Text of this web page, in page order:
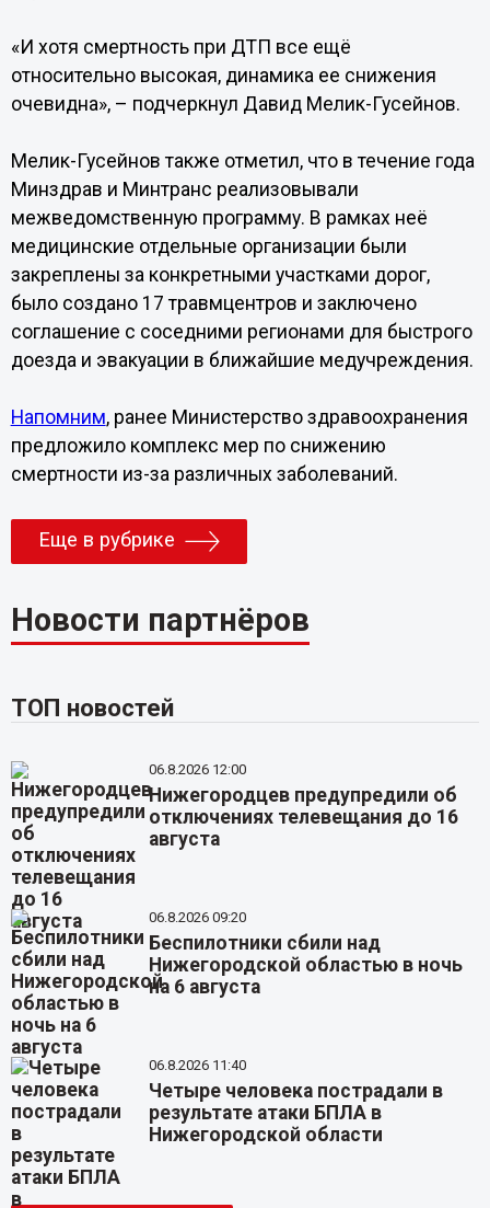
«И хотя смертность при ДТП все ещё
относительно высокая, динамика ее снижения
очевидна», – подчеркнул Давид Мелик-Гусейнов.
Мелик-Гусейнов также отметил, что в течение года
Минздрав и Минтранс реализовывали
межведомственную программу. В рамках неё
медицинские отдельные организации были
закреплены за конкретными участками дорог,
было создано 17 травмцентров и заключено
соглашение с соседними регионами для быстрого
доезда и эвакуации в ближайшие медучреждения.
Напомним, ранее Министерство здравоохранения
предложило комплекс мер по снижению
смертности из-за различных заболеваний.
Еще в рубрике
Новости партнёров
ТОП новостей
06.8.2026 12:00
Нижегородцев предупредили об
отключениях телевещания до 16
августа
06.8.2026 09:20
Беспилотники сбили над
Нижегородской областью в ночь
на 6 августа
06.8.2026 11:40
Четыре человека пострадали в
результате атаки БПЛА в
Нижегородской области